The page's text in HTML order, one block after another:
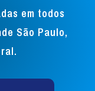
em todos
São Paulo,